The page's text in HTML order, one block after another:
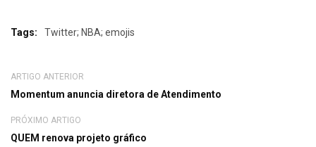
Tags: Twitter; NBA; emojis
ARTIGO ANTERIOR
Momentum anuncia diretora de Atendimento
PRÓXIMO ARTIGO
QUEM renova projeto gráfico